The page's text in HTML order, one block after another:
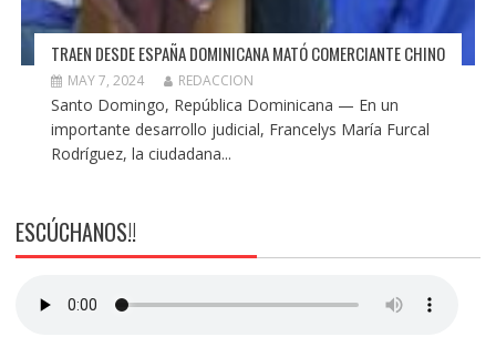
TRAEN DESDE ESPAÑA DOMINICANA MATÓ COMERCIANTE CHINO
MAY 7, 2024 REDACCION
Santo Domingo, República Dominicana — En un
importante desarrollo judicial, Francelys María Furcal
Rodríguez, la ciudadana...
ESCÚCHANOS!!